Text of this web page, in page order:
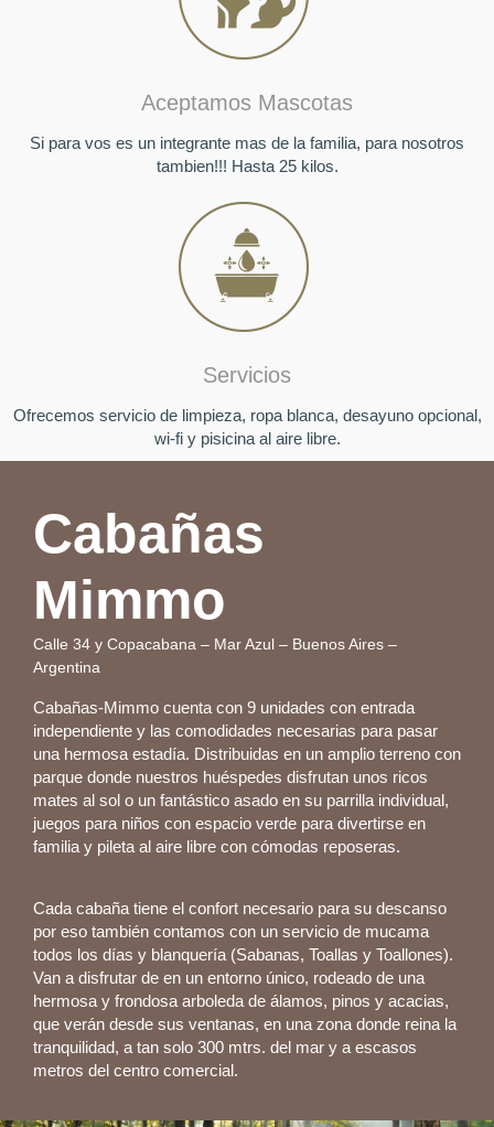
Aceptamos Mascotas
Si para vos es un integrante mas de la familia, para nosotros
tambien!!! Hasta 25 kilos.
Servicios
Ofrecemos servicio de limpieza, ropa blanca, desayuno opcional,
wi-fi y pisicina al aire libre.
Cabañas
Mimmo
Calle 34 y Copacabana – Mar Azul – Buenos Aires –
Argentina
Cabañas-Mimmo cuenta con 9 unidades con entrada
independiente y las comodidades necesarias para pasar
una hermosa estadía. Distribuidas en un amplio terreno con
parque donde nuestros huéspedes disfrutan unos ricos
mates al sol o un fantástico asado en su parrilla individual,
juegos para niños con espacio verde para divertirse en
familia y pileta al aire libre con cómodas reposeras.
Cada cabaña tiene el confort necesario para su descanso
por eso también contamos con un servicio de mucama
todos los días y blanquería (Sabanas, Toallas y Toallones).
Van a disfrutar de en un entorno único, rodeado de una
hermosa y frondosa arboleda de álamos, pinos y acacias,
que verán desde sus ventanas, en una zona donde reina la
tranquilidad, a tan solo 300 mtrs. del mar y a escasos
metros del centro comercial.